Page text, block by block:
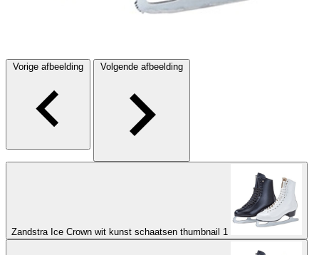
Vorige afbeelding Volgende afbeelding
Zandstra Ice Crown wit kunst schaatsen thumbnail 1